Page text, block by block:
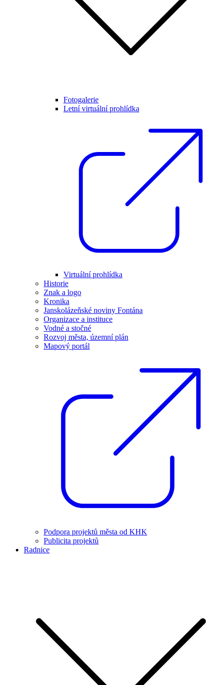
Fotogalerie
Letní virtuální prohlídka
Virtuální prohlídka
Historie
Znak a logo
Kronika
Janskolázeňské noviny Fontána
Organizace a instituce
Vodné a stočné
Rozvoj města, územní plán
Mapový portál
Podpora projektů města od KHK
Publicita projektů
Radnice